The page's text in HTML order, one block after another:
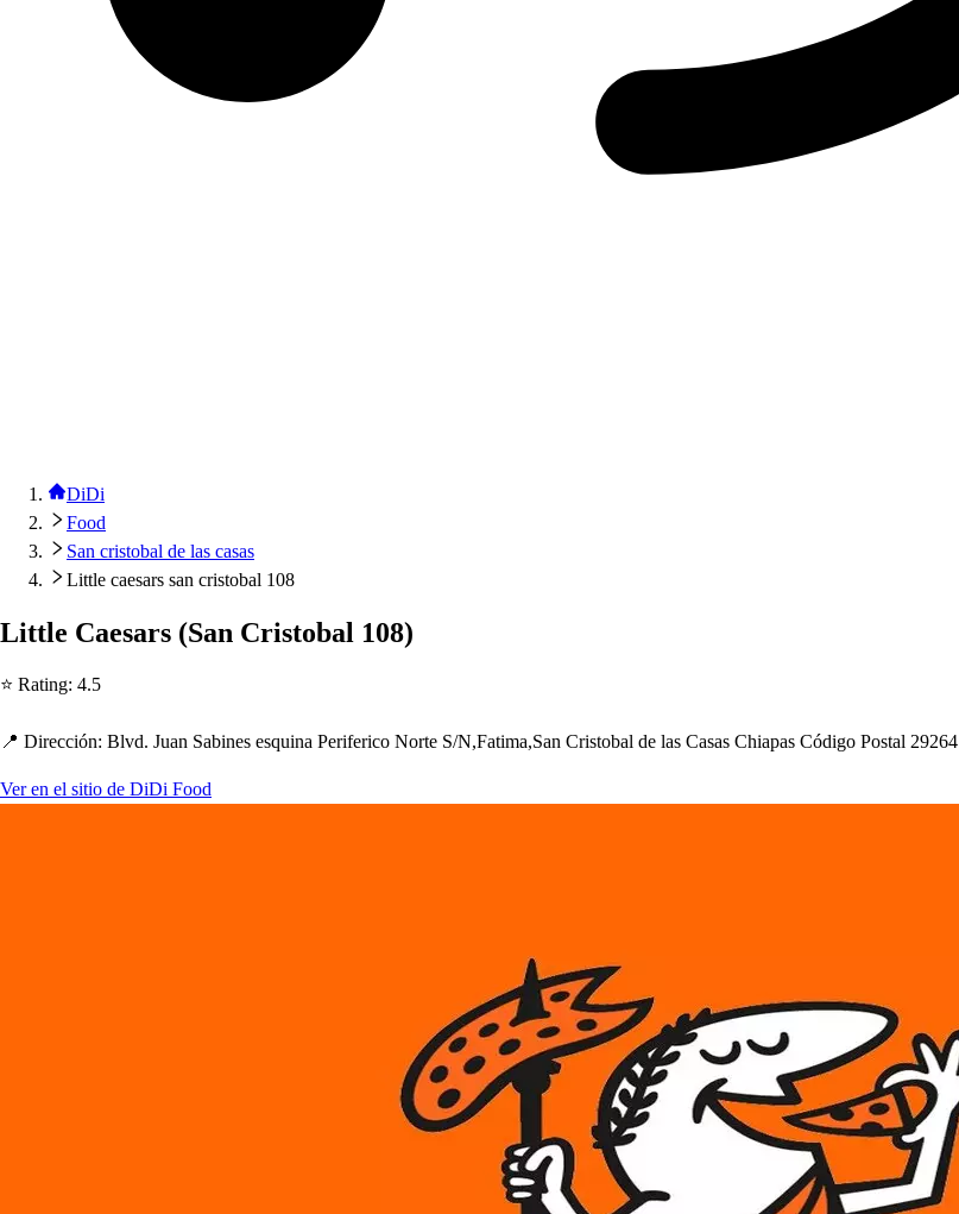
DiDi
Food
San cristobal de las casas
Little caesars san cristobal 108
Little Caesars (San Cristobal 108)
⭐ Rating: 4.5
📍 Dirección: Blvd. Juan Sabines esquina Periferico Norte S/N,Fatima,San Cristobal de las Casas Chiapas Código Postal 29264
Ver en el sitio de DiDi Food